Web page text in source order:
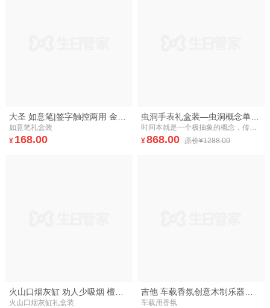
如意笔礼盒装
¥ 168.00
¥868.00 原价¥1288.00
火山口烟灰缸 劝人少吸烟 檀木黄铜个性时尚 健康创意礼品 原创
火山口烟灰缸礼盒装
吉他 车载香氛创意木制乐器香器摆件
车载用香氛